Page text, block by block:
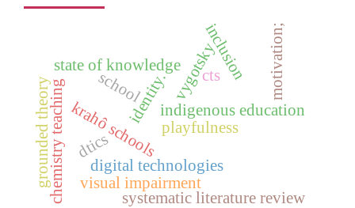
indigenous education
krahô schools
identity.
state of knowledge
school
digital technologies
chemistry teaching
vygotsky
cts
grounded theory
inclusion
playfulness
visual impairment
systematic literature review
dtics
motivation;